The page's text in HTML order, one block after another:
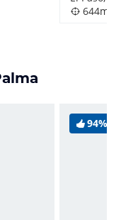
644m
94%